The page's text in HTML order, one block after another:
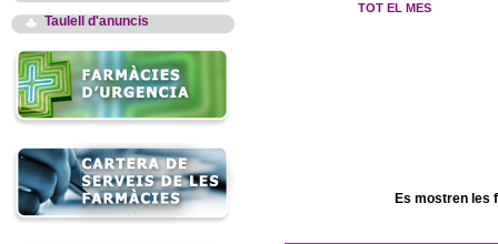
Taulell d'anuncis
TOT EL MES
Es mostren les